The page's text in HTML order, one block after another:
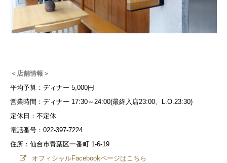
＜店舗情報＞
平均予算：ディナー 5,000円
営業時間：ディナー 17:30～24:00(最終入店23:00、L.O.23:30)
定休日：不定休
電話番号：022-397-7224
住所：仙台市青葉区一番町 1-6-19
オフィシャルFacebookページはこちら